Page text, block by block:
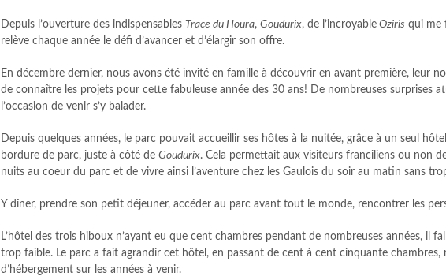
Depuis l’ouverture des indispensables Trace du Houra, Goudurix, de l’incroyable Oziris qui me
relève chaque année le défi d’avancer et d’élargir son offre.
En décembre dernier, nous avons été invité en famille à découvrir en avant première, leur
de connaître les projets pour cette fabuleuse année des 30 ans! De nombreuses surprises
l’occasion de venir s’y balader.
Depuis quelques années, le parc pouvait accueillir ses hôtes à la nuitée, grâce à un seul
bordure de parc, juste à côté de Goudurix. Cela permettait aux visiteurs franciliens ou non
nuits au coeur du parc et de vivre ainsi l’aventure chez les Gaulois du soir au matin sans
Y dîner, prendre son petit déjeuner, accéder au parc avant tout le monde, rencontrer les
L’hôtel des trois hiboux n’ayant eu que cent chambres pendant de nombreuses années, il
trop faible. Le parc a fait agrandir cet hôtel, en passant de cent à cent cinquante chambres,
d’hébergement sur les années à venir.